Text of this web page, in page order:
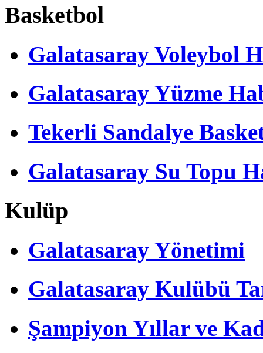
Basketbol
Galatasaray Voleybol
Galatasaray Yüzme
Tekerli Sandalye
Galatasaray Su Topu
Kulüp
Galatasaray Yönetimi
Galatasaray Kulübü
Şampiyon Yıllar ve